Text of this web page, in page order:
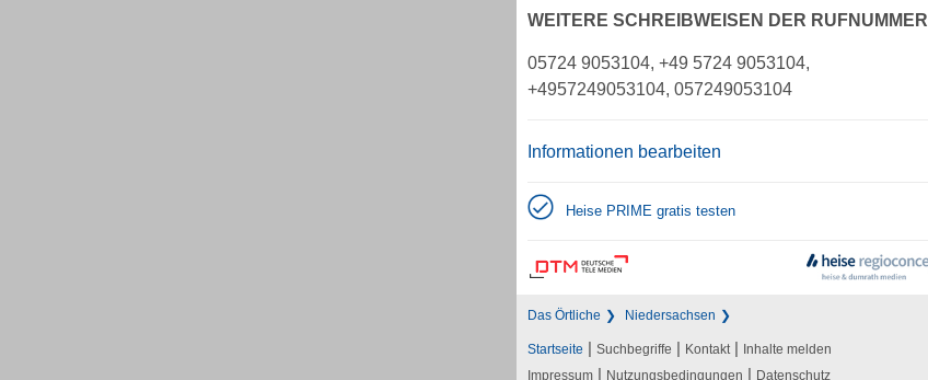
WEITERE SCHREIBWEISEN DER RUFNUMMER
05724 9053104, +49 5724 9053104,
+4957249053104, 057249053104
Informationen bearbeiten
Heise PRIME gratis testen
Das Örtliche Niedersachsen
Startseite | Suchbegriffe | Kontakt | Inhalte melden
Impressum | Nutzungsbedingungen | Datenschutz